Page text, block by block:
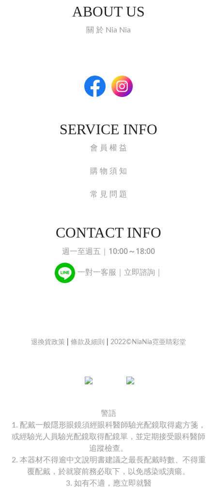
ABOUT US
關 於 Nia Nia
SERVICE INFO
會 員 權 益
購 物 須 知
常 見 問 題
CONTACT INFO
週一至週五｜ 10:00～18:00
一對一客服｜立即諮詢｜
退換貨政策 條款及細則 2022©NiaNia霓亜睛彩堂
警語
1. 配戴一般隱形眼鏡須經眼科醫師驗光配鏡取得處方箋，
或經驗光人員驗光配鏡取得配鏡單，並定期接受眼科醫師
追蹤檢查。
2. 本器材不得逾中文說明書建議之最長配戴時數、不得重
覆配戴，於就寢前務必取下，以免感染或潰瘍。
3. 如有不適，應立即就醫